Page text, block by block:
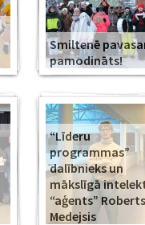
Smiltenē
pamodināts!
“Līderu
programmas”
dalībnieks un
mākslīgā
“aģents” Roberts
Medejsis